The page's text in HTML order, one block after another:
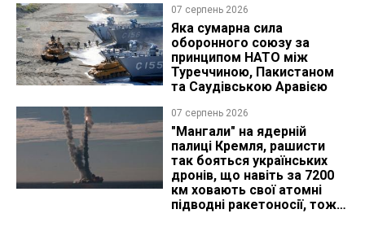
07 серпень 2026
Яка сумарна сила
оборонного союзу за
принципом НАТО між
Туреччиною, Пакистаном
та Саудівською Аравією
07 серпень 2026
"Мангали" на ядерній
палиці Кремля, рашисти
так бояться українських
дронів, що навіть за 7200
км ховають свої атомні
підводні ракетоносії, тож